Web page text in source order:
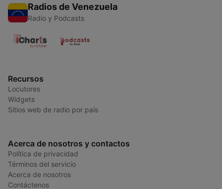
Radios de Venezuela
Radio y Podcasts
Recursos
Locutores
Widgets
Sitios web de radio por país
Acerca de nosotros y contactos
Política de privacidad
Términos del servicio
Acerca de nosotros
Contáctenos